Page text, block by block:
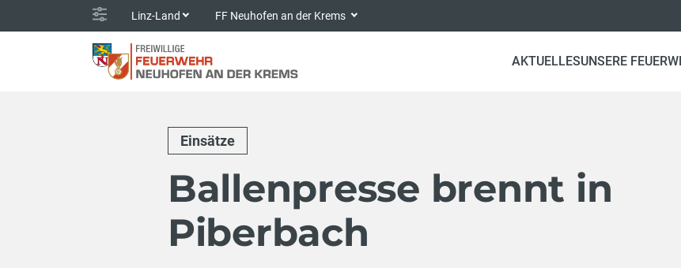
Linz-Land FF Neuhofen an der Krems
AKTUELLESUNSERE
Einsätze
Ballenpresse brennt in
Piberbach